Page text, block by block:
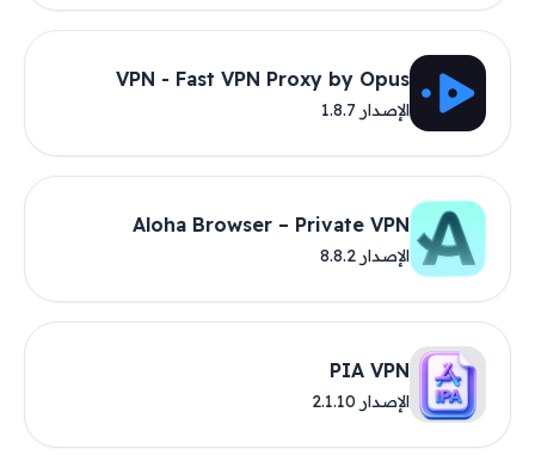
VPN - Fast VPN Proxy by Opus
الإصدار 1.8.7
Aloha Browser – Private VPN
الإصدار 8.8.2
PIA VPN
الإصدار 2.1.10